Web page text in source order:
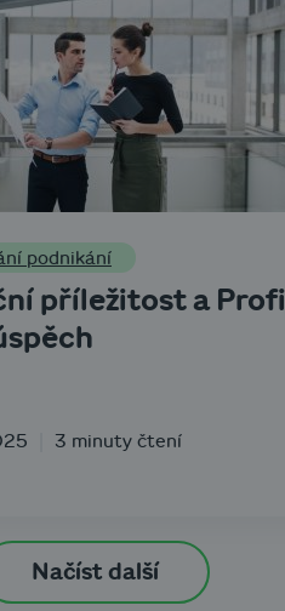
podnikání
příležitost a Profi
3 minuty čtení
Načíst další